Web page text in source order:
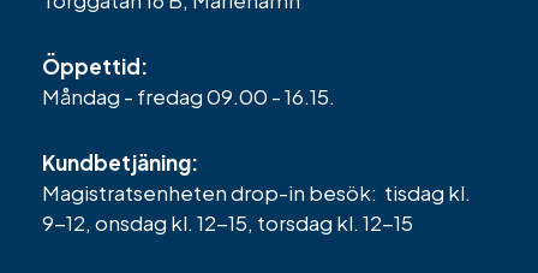
Öppettid:
Måndag - fredag 09.00 - 16.15.
Kundbetjäning:
Magistratsenheten drop-in besök: tisdag kl.
9-12, onsdag kl. 12-15, torsdag kl. 12-15